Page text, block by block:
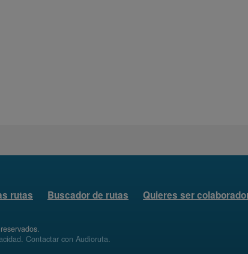
rutas Buscador de rutas Quieres ser
. Contactar con Audioruta.